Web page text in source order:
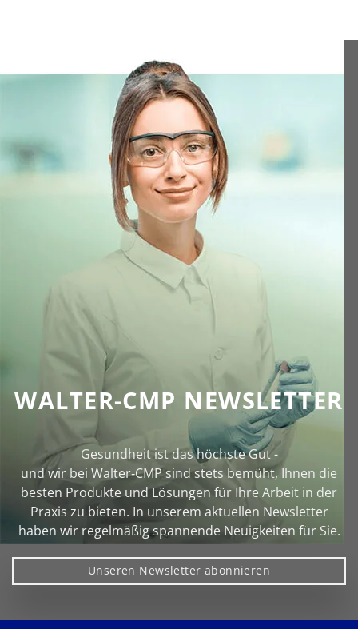
WALTER-CMP NEWSLETTER
Gesundheit ist das höchste Gut -
und wir bei Walter‑CMP sind stets bemüht, Ihnen die
besten Produkte und Lösungen für Ihre Arbeit in der
Praxis zu bieten. In unserem aktuellen Newsletter
haben wir regelmäßig spannende Neuigkeiten für Sie.
Unseren Newsletter abonnieren